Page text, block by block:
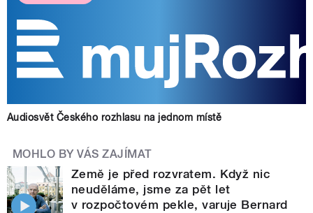
Audiosvět Českého rozhlasu na jednom místě
MOHLO BY VÁS ZAJÍMAT
Země je před rozvratem. Když nic
neuděláme, jsme za pět let
v rozpočtovém pekle, varuje Bernard